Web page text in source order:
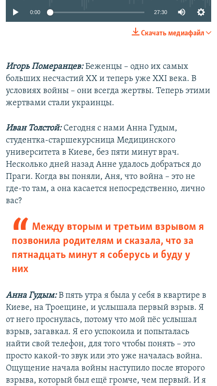
0:00 27:30
Скачать медиафайл
Игорь Померанцев:Беженцы – одно их самых
больших несчастий XX и теперь уже XXI века. В
условиях войны – они всегда жертвы. Теперь этими
жертвами стали украинцы.
Иван Толстой: Сегодня с нами Анна Гудым,
студентка-старшекурсница Медицинского
университета в Киеве, без пяти минут врач.
Несколько дней назад Анне удалось добраться до
Праги. Когда вы поняли, Аня, что война – это не
где-то там, а она касается непосредственно, лично
вас?
Между вторым и третьим взрывом я
позвонила родителям и сказала, что за
пятнадцать минут я соберусь и буду у
них
Анна Гудым:В пять утра я была у себя в квартире в
Киеве, на Троещине, и услышала первый взрыв. Я
от него проснулась, потому что мой пёс услышал
взрыв, загавкал. Я его успокоила и попыталась
найти свой телефон, для того чтобы понять – это
просто какой-то звук или это уже началась война.
Ощущение начала войны наступило после второго
взрыва, который был ещё громче, чем первый. И я